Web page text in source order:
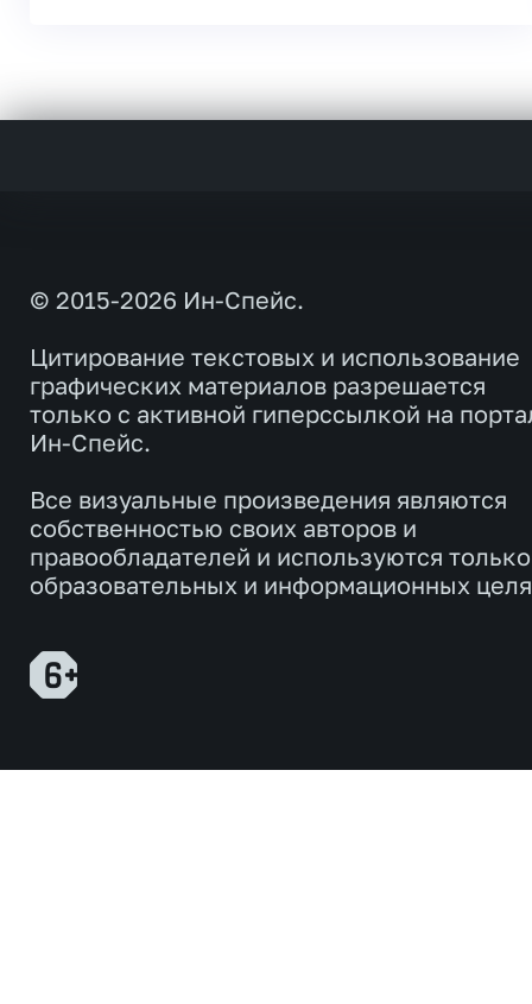
© 2015-2026 Ин-Спейс.
Цитирование текстовых и использование
графических материалов разрешается
только с активной гиперссылкой на
Ин-Спейс.
Все визуальные произведения являются
собственностью своих авторов и
правообладателей и используются
образовательных и информационных